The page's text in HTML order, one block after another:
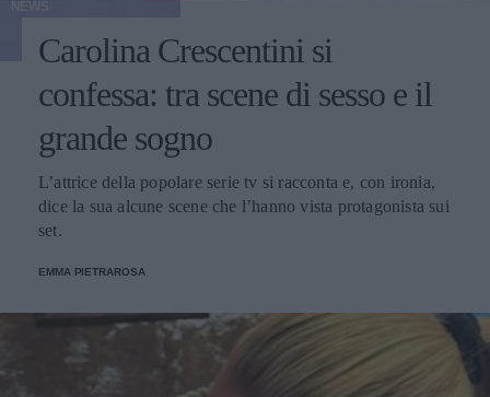
Carolina Crescentini si
confessa: tra scene di sesso e il
grande sogno
L’attrice della popolare serie tv si racconta e, con ironia,
dice la sua alcune scene che l’hanno vista protagonista sui
set.
EMMA PIETRAROSA